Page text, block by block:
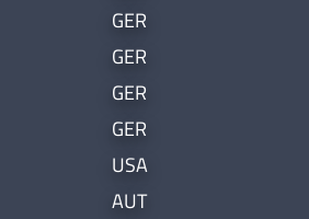
GER
GER
GER
GER
USA
AUT